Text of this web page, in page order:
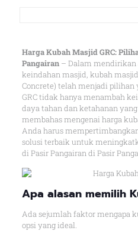
Harga Kubah Masjid GRC:
Pangairan– Dalam
keindahan masjid, kubah
Concrete) telah menjadi pilihan
GRC tidak hanya menambah
daya tahan dan ketahanan
membahas mengenai harga
Anda harus
solusi terbaik untuk
di Pasir Pangairan di Pasir
Apa alasan memilih
Ada sejumlah faktor mengapa
opsi yang ideal.